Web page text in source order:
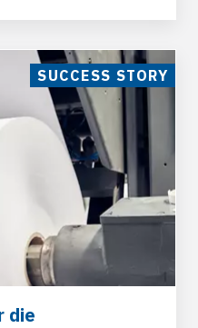
SUCCESS STORY
die